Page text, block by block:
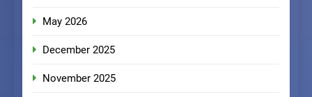
May 2026
December 2025
November 2025